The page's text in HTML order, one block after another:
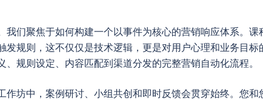
们聚焦于如何构建一个以事件为核心的营销响应体系。
规则，这不仅仅是技术逻辑，更是对用户心理和业务目
规则设定、内容匹配到渠道分发的完整营销自动化流程。
坊中，案例研讨、小组共创和即时反馈会贯穿始终。您和